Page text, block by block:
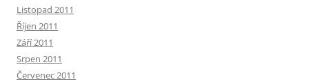
Listopad 2011
Říjen 2011
Září 2011
Srpen 2011
Červenec 2011